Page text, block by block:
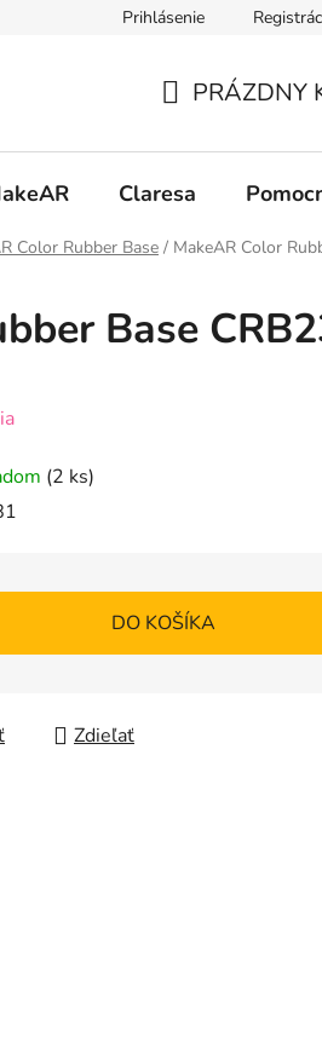
Formulár na
Prihlásenie
KOŠÍK
PRÁZDNY
Claresa
Color Rubber Base / MakeAR Color
Base
(2 ks)
DO KOŠÍKA
Zdieľať